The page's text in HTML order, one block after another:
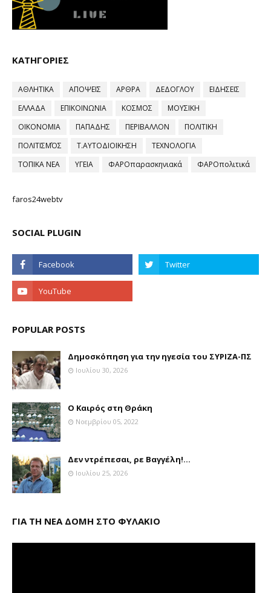
ΚΑΤΗΓΟΡΙΕΣ
ΑΘΛΗΤΙΚΑ ΑΠΟΨΕΙΣ ΑΡΘΡΑ ΔΕΔΟΓΛΟΥ
ΕΙΔΗΣΕΙΣ
ΕΛΛΑΔΑ
ΕΠΙΚΟΙΝΩΝΙΑ ΚΟΣΜΟΣ
ΜΟΥΣΙΚΗ
ΟΙΚΟΝΟΜΙΑ
ΠΑΠΑΔΗΣ ΠΕΡΙΒΑΛΛΟΝ
ΠΟΛΙΤΙΚΗ
ΠΟΛΙΤΙΣΜΌΣ
Τ.ΑΥΤΟΔΙΟΙΚΗΣΗ
ΤΕΧΝΟΛΟΓΙΑ
ΤΟΠΙΚΑ ΝΕΑ
ΥΓΕΙΑ ΦΑΡΟπαρασκηνιακά ΦΑΡΟπολιτικά
faros24webtv
SOCIAL PLUGIN
POPULAR POSTS
Δημοσκόπηση για την ηγεσία του ΣΥΡΙΖΑ-ΠΣ
Ιουλίου 30, 2026
Ο Καιρός στη Θράκη
Νοεμβρίου 05, 2022
Δεν ντρέπεσαι, ρε Βαγγέλη!...
Ιουλίου 25, 2026
ΓΙΑ ΤΗ ΝΕΑ ΔΟΜΗ ΣΤΟ ΦΥΛΑΚΙΟ